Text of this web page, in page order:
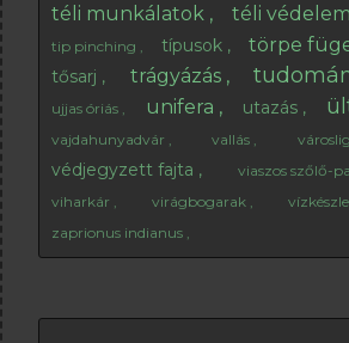
téli munkálatok
téli védelem
tip pinching típusok törpe
tősarj
trágyázás
ujjas óriás unifera utazás
vajdahunyadvár
vallás
védjegyzett fajta
viaszos szőlő-
viharkár
virágbogarak
zaprionus indianus